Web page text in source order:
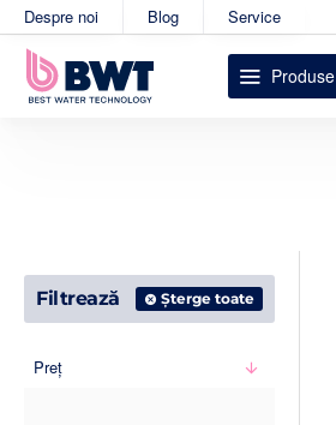
Despre noi Blog Service
Produse
Filtrează Șterge toate
Preț